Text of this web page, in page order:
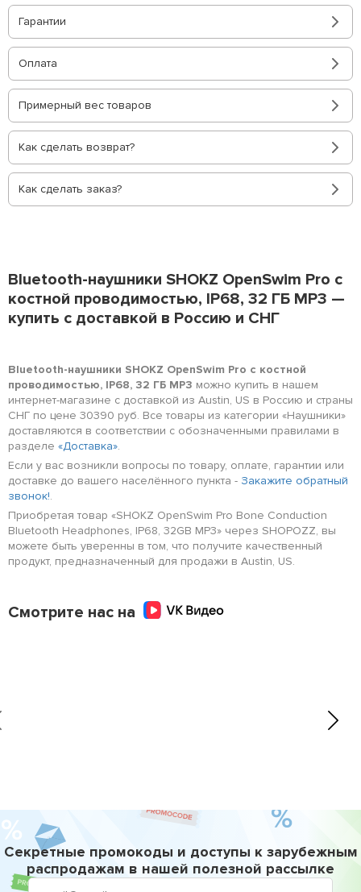
Гарантии
Оплата
Примерный вес товаров
Как сделать возврат?
Как сделать заказ?
Bluetooth-наушники SHOKZ OpenSwim Pro с
костной проводимостью, IP68, 32 ГБ MP3 —
купить с доставкой в Россию и СНГ
Bluetooth-наушники SHOKZ OpenSwim Pro с костной
проводимостью, IP68, 32 ГБ MP3 можно купить в нашем
интернет-магазине с доставкой из Austin, US в Россию и страны
СНГ по цене 30390 руб. Все товары из категории «Наушники»
доставляются в соответствии с обозначенными правилами в
разделе «Доставка».
Если у вас возникли вопросы по товару, оплате, гарантии или
доставке до вашего населённого пункта - Закажите обратный
звонок!.
Приобретая товар «SHOKZ OpenSwim Pro Bone Conduction
Bluetooth Headphones, IP68, 32GB MP3» через SHOPOZZ, вы
можете быть уверенны в том, что получите качественный
продукт, предназначенный для продажи в Austin, US.
Смотрите нас на
Секретные промокоды и доступы к зарубежным
распродажам в нашей полезной рассылке